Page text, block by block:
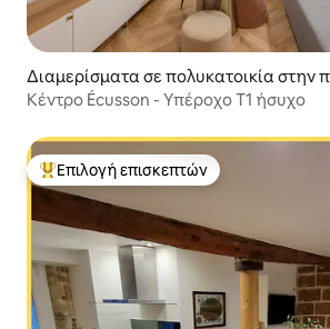
Διαμερίσματα σε πολυκατοικία στην
Μονπελιέ
Κέντρο Écusson - Υπέροχο T1 ήσυχο
Κορυφαία επιλογή επισκεπτών
Επιλογή επισκεπτών